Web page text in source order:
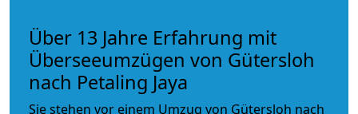
Über 13 Jahre Erfahrung mit
Überseeumzügen von Gütersloh
nach Petaling Jaya
Sie stehen vor einem Umzug von Gütersloh nach